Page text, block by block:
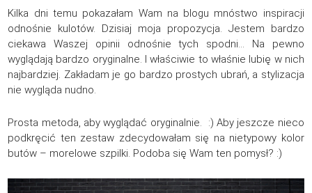
Kilka dni temu pokazałam Wam na blogu mnóstwo inspiracji
odnośnie kulotów. Dzisiaj moja propozycja. Jestem bardzo
ciekawa Waszej opinii odnośnie tych spodni… Na pewno
wyglądają bardzo oryginalne. I właściwie to właśnie lubię w nich
najbardziej. Zakładam je go bardzo prostych ubrań, a stylizacja
nie wygląda nudno.
Prosta metoda, aby wyglądać oryginalnie. :) Aby jeszcze nieco
podkręcić ten zestaw zdecydowałam się na nietypowy kolor
butów – morelowe szpilki. Podoba się Wam ten pomysł? :)